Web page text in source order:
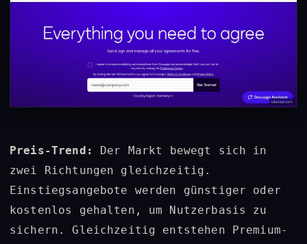
Preis-Trend:
Der Markt bewegt sich in
zwei Richtungen gleichzeitig.
Einstiegsangebote werden günstiger oder
kostenlos gehalten, um Nutzerbasis zu
sichern. Gleichzeitig entstehen Premium-